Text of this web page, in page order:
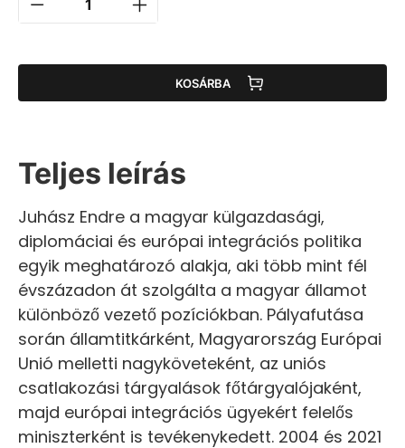
KOSÁRBA
Teljes leírás
Juhász Endre a magyar külgazdasági,
diplomáciai és európai integrációs politika
egyik meghatározó alakja, aki több mint fél
évszázadon át szolgálta a magyar államot
különböző vezető pozíciókban. Pályafutása
során államtitkárként, Magyarország Európai
Unió melletti nagyköveteként, az uniós
csatlakozási tárgyalások főtárgyalójaként,
majd európai integrációs ügyekért felelős
miniszterként is tevékenykedett. 2004 és 2021